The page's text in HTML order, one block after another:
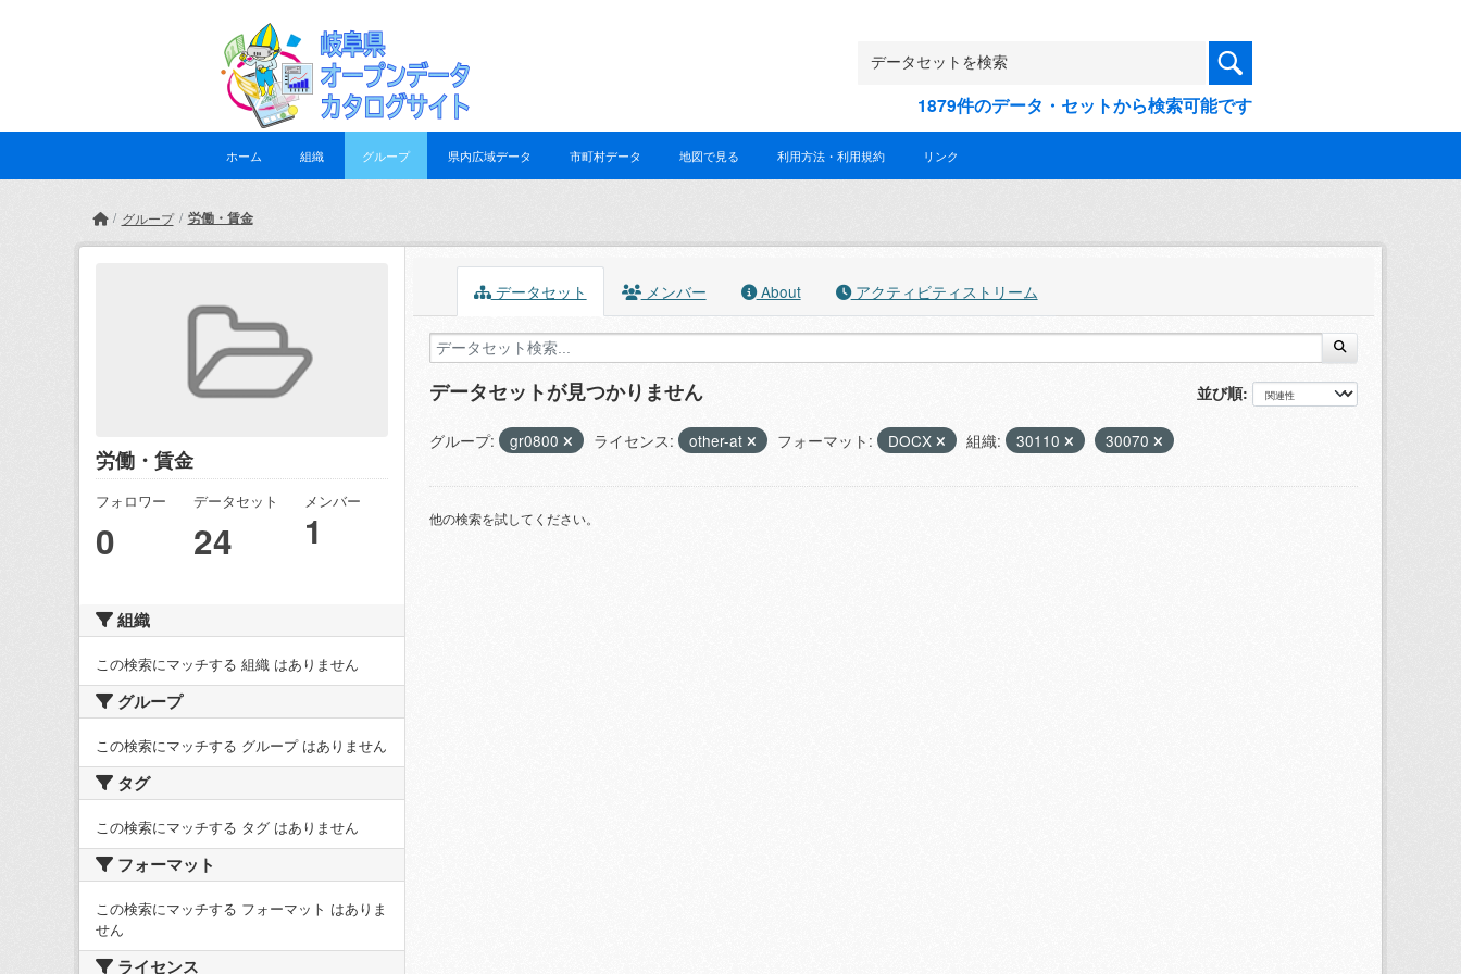
1879件のデータ・セットから検索可能です
ホーム 組織 グループ 県内広域データ 市町村データ 地図で見る 利用方法・利用規約 リンク
グループ 労働・賃金
労働・賃金
フォロワー
0
データセット
24
メンバー
1
組織
この検索にマッチする 組織 はありません
グループ
この検索にマッチする グループ はありません
タグ
この検索にマッチする タグ はありません
フォーマット
この検索にマッチする フォーマット はありま
せん
ライセンス
データセット メンバー About アクティビティストリーム
並び順
データセットが見つかりません
グループ: gr0800 ライセンス: other-at フォーマット: DOCX 組織: 30110 30070
他の検索を試してください。